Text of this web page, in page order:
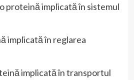
proteină implicată în sistemul
implicată în reglarea
implicată în transportul